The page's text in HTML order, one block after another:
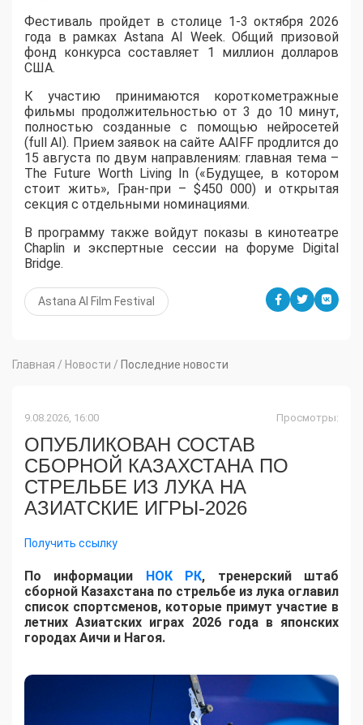
​Фестиваль пройдет в столице 1-3 октября 2026
года в рамках Astana AI Week. Общий призовой
фонд конкурса составляет 1 миллион долларов
США.
К участию принимаются короткометражные
фильмы продолжительностью от 3 до 10 минут,
полностью созданные с помощью нейросетей
(full AI). Прием заявок на сайте AAIFF продлится до
15 августа по двум направлениям: главная тема –
The Future Worth Living In («Будущее, в котором
стоит жить», Гран-при – $450 000) и открытая
секция с отдельными номинациями.
В программу также войдут показы в кинотеатре
Chaplin и экспертные сессии на форуме Digital
Bridge.
Astana AI Film Festival
Главная / Новости / Последние новости
9.08.2026, 16:00 Просмотры:
ОПУБЛИКОВАН СОСТАВ
СБОРНОЙ КАЗАХСТАНА ПО
СТРЕЛЬБЕ ИЗ ЛУКА НА
АЗИАТСКИЕ ИГРЫ-2026
Получить ссылку
По информации НОК РК, тренерский штаб
сборной Казахстана по стрельбе из лука оглавил
список спортсменов, которые примут участие в
летних Азиатских играх 2026 года в японских
городах Аичи и Нагоя.